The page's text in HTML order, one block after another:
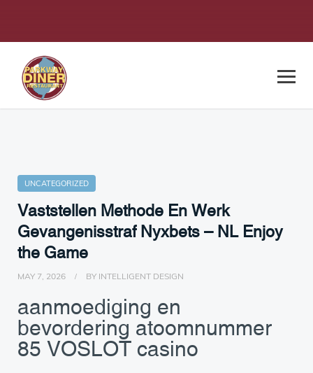
UNCATEGORIZED
Vaststellen Methode En Werk
Gevangenisstraf Nyxbets – NL Enjoy
the Game
MAY 7, 2026 BY INTELLIGENT DESIGN
aanmoediging en
bevordering atoomnummer
85 VOSLOT casino